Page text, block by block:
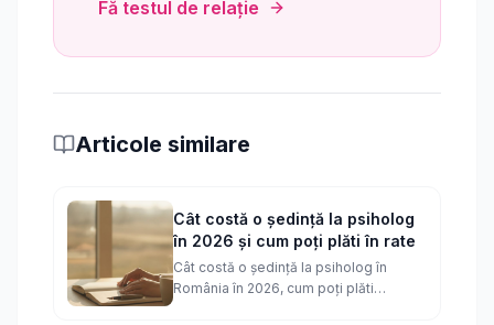
Fă testul de relație
Articole similare
Cât costă o ședință la psiholog
în 2026 și cum poți plăti în rate
Cât costă o ședință la psiholog în
România în 2026, cum poți plăti